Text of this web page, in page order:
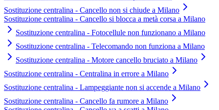
Sostituzione centralina - Cancello non si chiude a Milano
Sostituzione centralina - Cancello si blocca a metà corsa a Milano
Sostituzione centralina - Fotocellule non funzionano a Milano
Sostituzione centralina - Telecomando non funziona a Milano
Sostituzione centralina - Motore cancello bruciato a Milano
Sostituzione centralina - Centralina in errore a Milano
Sostituzione centralina - Lampeggiante non si accende a Milano
Sostituzione centralina - Cancello fa rumore a Milano